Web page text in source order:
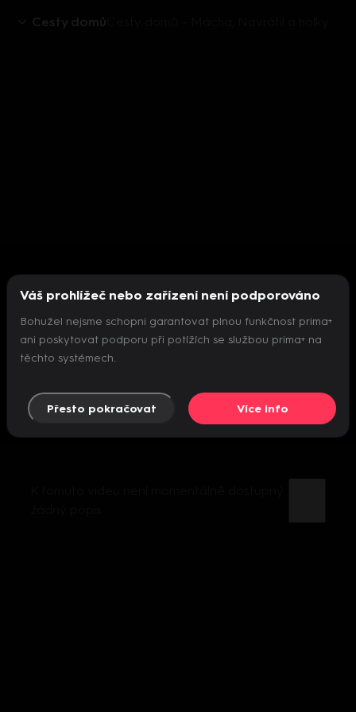
Cesty domů
Nepodařilo se inicializovat přehrávač
Váš prohlížeč nebo zařízení není podporováno
Bohužel nejsme schopni garantovat plnou funkčnost prima+
ani poskytovat podporu při potížích se službou prima+ na
těchto systémech.
Přesto pokračovat Více info